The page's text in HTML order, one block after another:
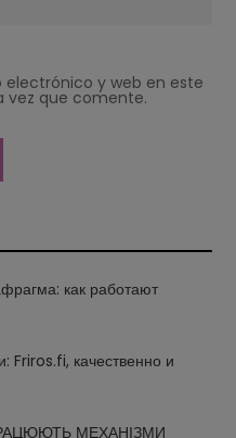
y web en este
vez que comente.
как работают
Friros.fi, качественно и
МЕХАНІЗМИ